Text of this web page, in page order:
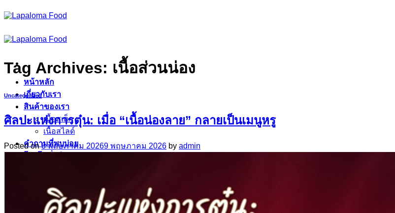
ข้าม
ไป
ยัง
หน้าหลัก
เกี่ยวกับเรา
สินค้าของเรา
เนื้อสเต็ก
เนื้อสไลด์
คำถามที่พบบ่อย
Sign Up
ตะกร้าสินค้า /฿0.00 0
Tag Archives: เนื้อส่วนน่อง
Uncategorized
ศิลปะแห่งการตุ๋น: เมื่อ “เนื้อน่องลาย” กลายเป็นเมนูหรู
Posted on8 พฤษภาคม 20269 พฤษภาคม 2026 by admin